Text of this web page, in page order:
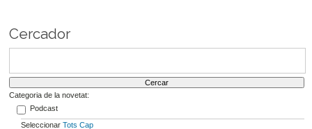
Cercador
Categoria de la novetat:
Podcast
Seleccionar Tots Cap